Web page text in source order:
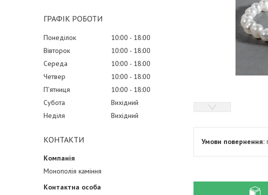
ГРАФІК РОБОТИ
Понеділок 10:00
18:00
Вівторок
10:00
18:00
Середа
10:00
18:00
Четвер
10:00
18:00
Пʼятниця
10:00
18:00
Субота
Вихідний
Неділя
Вихідний
КОНТАКТИ
Монополія каміння